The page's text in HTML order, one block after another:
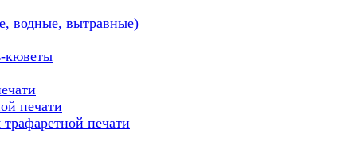
водные, вытравные)
кюветы
печати
печати